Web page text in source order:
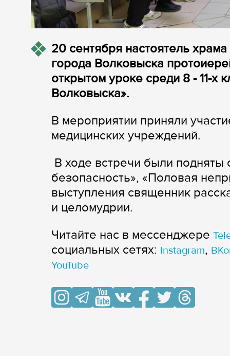
20 сентября настоятель
города Волковыска
открытом уроке среди 8 - 11-
Волковыска».
В мероприятии приняли
медицинских учреждений.
В ходе встречи были
безопасность», «Половая
выступления священник
и целомудрии.
Читайте нас в мессенджере
cоциальных сетях: Instagram,
YouTube